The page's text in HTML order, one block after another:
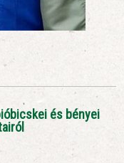
és bényei